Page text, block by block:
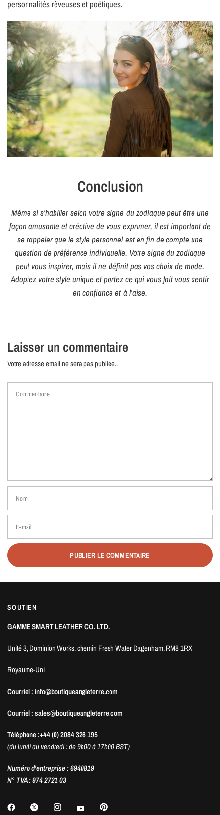
personnalités rêveuses et poétiques.
Conclusion
Même si s'habiller selon votre signe du zodiaque peut être une
façon amusante et créative de vous exprimer, il est important de
se rappeler que le style personnel est en fin de compte une
question de préférence individuelle. Votre signe du zodiaque
peut vous inspirer, mais il ne définit pas vos choix de mode.
Adoptez votre style unique et portez ce qui vous fait vous sentir
en confiance et à l'aise.
Laisser un commentaire
Votre adresse email ne sera pas publiée..
Commentaire
Nom
E-mail
SOUTIEN
GAMME SMART LEATHER CO. LTD.
Unité 3, Dominion Works, chemin Fresh Water Dagenham, RM8 1RX
Royaume-Uni
Courriel : info@boutiqueangleterre.com
Courriel : sales@boutiqueangleterre.com
Téléphone :+44 (0) 2084 326 195
(du lundi au vendredi : de 9h00 à 17h00 BST)
Numéro d'entreprise : 6940819
N° TVA : 974 2721 03